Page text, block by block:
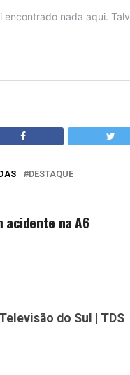
DESTAQUE
acidente na A6
do Sul | TDS